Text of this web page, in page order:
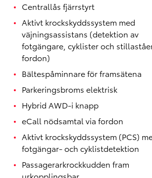
Centrallås fjärrstyrt
Aktivt krockskyddssystem med
väjningsassistans (detektion av
fotgängare, cyklister och
fordon)
Bältespåminnare för framsätena
Parkeringsbroms elektrisk
Hybrid AWD-i knapp
eCall nödsamtal via fordon
Aktivt krockskyddssystem (PCS)
fotgängar- och cyklistdetektion
Passagerarkrockkudden fram